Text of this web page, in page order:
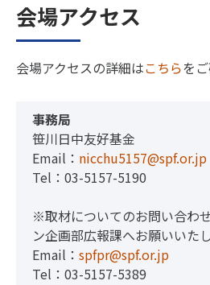
会場アクセス
会場アクセスの詳細はこちらを
事務局
笹川日中友好基金
Email： nicchu5157@spf.or.jp
Tel：03-5157-5190
※取材についてのお問い合わ
ン企画部広報課へお願いいたし
Email： spfpr@spf.or.jp
Tel：03-5157-5389